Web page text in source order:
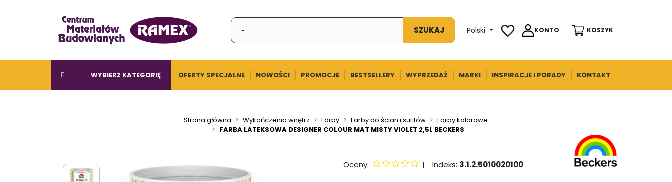
SZUKAJ Polski favorite_border KONTO KOSZYK
WYBIERZ KATEGORIĘ OFERTY SPECJALNE NOWOŚCI PROMOCJE BESTSELLERY WYPRZEDAŻ MARKI INSPIRACJE I PORADY KONTAKT
Strona główna Wykończenia wnętrz Farby Farby do ścian i sufitów
Farby kolorowe
FARBA LATEKSOWA DESIGNER COLOUR MAT MISTY VIOLET 2,5L BECKERS
Oceny: | Indeks: 3.1.2.5010020100